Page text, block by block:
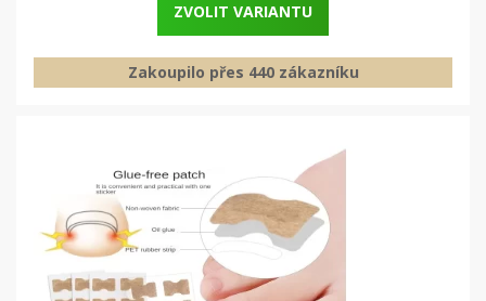
ZVOLIT VARIANTU
Zakoupilo přes 440 zákazníku